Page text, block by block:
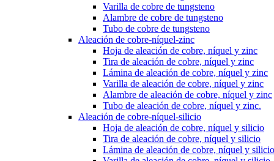
Varilla de cobre de tungsteno
Alambre de cobre de tungsteno
Tubo de cobre de tungsteno
Aleación de cobre-níquel-zinc
Hoja de aleación de cobre, níquel y zinc
Tira de aleación de cobre, níquel y zinc
Lámina de aleación de cobre, níquel y zinc
Varilla de aleación de cobre, níquel y zinc
Alambre de aleación de cobre, níquel y zinc
Tubo de aleación de cobre, níquel y zinc.
Aleación de cobre-níquel-silicio
Hoja de aleación de cobre, níquel y silicio
Tira de aleación de cobre, níquel y silicio
Lámina de aleación de cobre, níquel y silicio